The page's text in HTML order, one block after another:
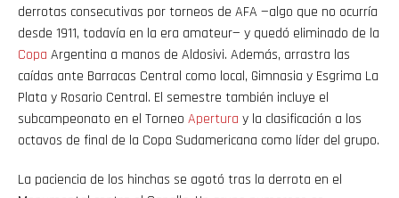
derrotas consecutivas por torneos de AFA —algo que no ocurría
desde 1911, todavía en la era amateur— y quedó eliminado de la
Copa Argentina a manos de Aldosivi. Además, arrastra las
caídas ante Barracas Central como local, Gimnasia y Esgrima La
Plata y Rosario Central. El semestre también incluye el
subcampeonato en el Torneo Apertura y la clasificación a los
octavos de final de la Copa Sudamericana como líder del grupo.
La paciencia de los hinchas se agotó tras la derrota en el